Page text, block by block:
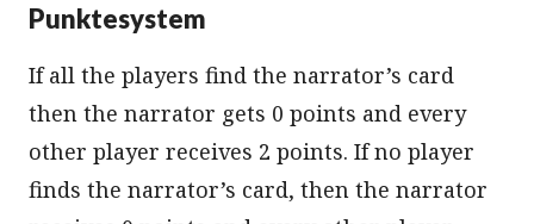
Punktesystem
If all the players find the narrator’s card
then the narrator gets 0 points and every
other player receives 2 points. If no player
finds the narrator’s card, then the narrator